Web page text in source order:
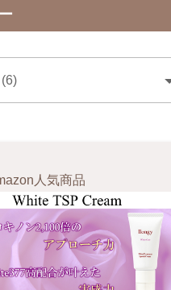
人気商品